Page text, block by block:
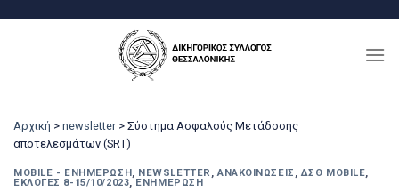
Αρχική > newsletter > Σύστημα Ασφαλούς Μετάδοσης
αποτελεσμάτων (SRT)
MOBILE - ΕΝΗΜΈΡΩΣΗ, NEWSLETTER ,ΑΝΑΚΟΙΝΏΣΕΙΣ , ΔΣΘ MOBILE,
ΕΚΛΟΓΈΣ 8-15/10/2023, ΕΝΗΜΈΡΩΣΗ